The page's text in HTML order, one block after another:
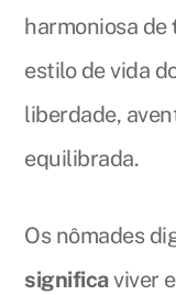
harmoniosa de
estilo de vida
liberdade,
equilibrada.
Os nômades
significaviver